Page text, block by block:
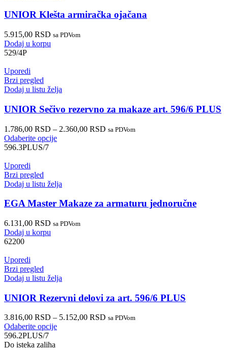
UNIOR Klešta armiračka ojačana
5.915,00 RSD sa PDVom
Dodaj u korpu
529/4P
Uporedi
Brzi pregled
Dodaj u listu želja
UNIOR Sečivo rezervno za makaze art. 596/6 PLUS
1.786,00 RSD – 2.360,00 RSD sa PDVom
Odaberite opcije
596.3PLUS/7
Uporedi
Brzi pregled
Dodaj u listu želja
EGA Master Makaze za armaturu jednoručne
6.131,00 RSD sa PDVom
Dodaj u korpu
62200
Uporedi
Brzi pregled
Dodaj u listu želja
UNIOR Rezervni delovi za art. 596/6 PLUS
3.816,00 RSD – 5.152,00 RSD sa PDVom
Odaberite opcije
596.2PLUS/7
Do isteka zaliha